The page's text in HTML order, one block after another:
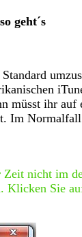
geht´s
müsst ihr
Im
nicht im
Sie